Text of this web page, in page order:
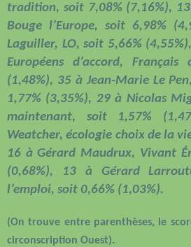
tradition, soit 7,08% (7,16%),
Bouge l’Europe, soit 6,98%
Laguiller, LO, soit 5,66%
Européens d’accord, Français
(1,48%), 35 à Jean-Marie Le
1,77% (3,35%), 29 à Nicolas
maintenant, soit 1,57%
Weatcher, écologie choix de la
16 à Gérard Maudrux, Vivant
(0,68%), 13 à Gérard
l’emploi, soit 0,66% (1,03%).
(On trouve entre parenthèses, le
circonscription Ouest).